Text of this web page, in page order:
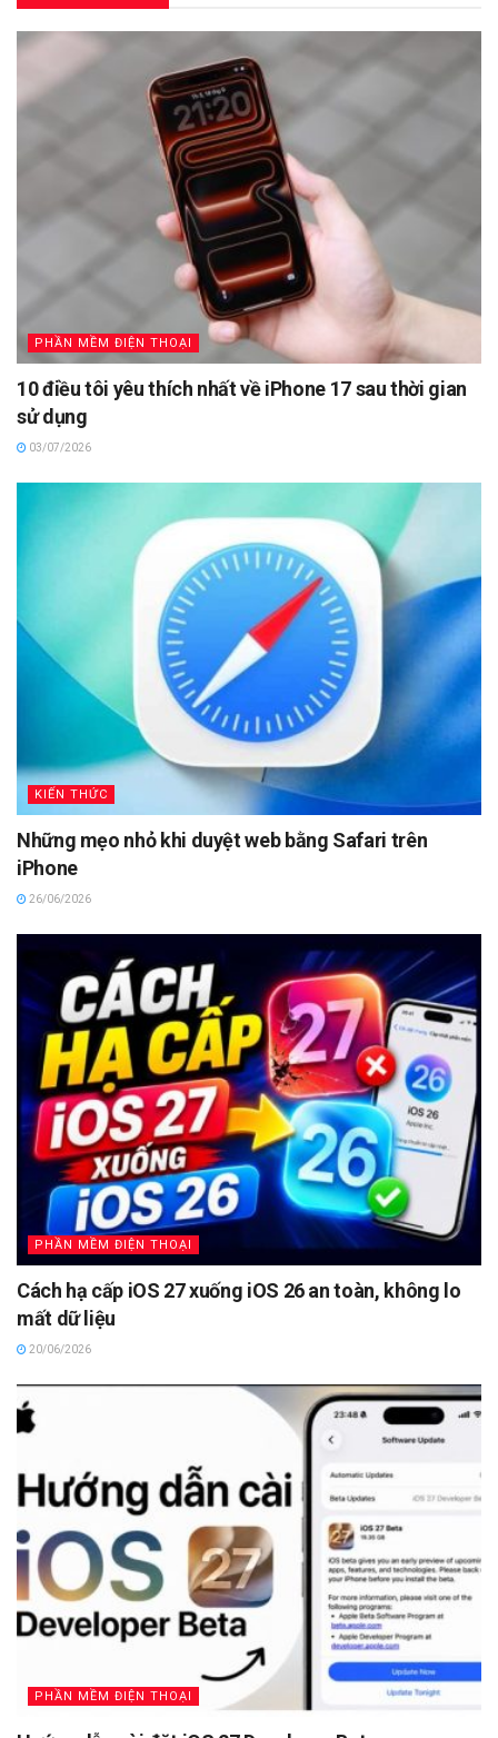
PHẦN MỀM ĐIỆN THOẠI
10 điều tôi yêu thích nhất về iPhone 17 sau thời gian
sử dụng
03/07/2026
KIẾN THỨC
Những mẹo nhỏ khi duyệt web bằng Safari trên
iPhone
26/06/2026
PHẦN MỀM ĐIỆN THOẠI
Cách hạ cấp iOS 27 xuống iOS 26 an toàn, không lo
mất dữ liệu
20/06/2026
PHẦN MỀM ĐIỆN THOẠI